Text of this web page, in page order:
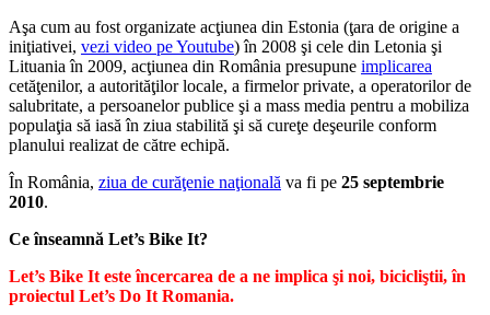
Aşa cum au fost organizate acţiunea din Estonia (ţara de origine a
iniţiativei, vezi video pe Youtube) în 2008 şi cele din Letonia şi
Lituania în 2009, acţiunea din România presupune implicarea
cetăţenilor, a autorităţilor locale, a firmelor private, a operatorilor de
salubritate, a persoanelor publice şi a mass media pentru a mobiliza
populaţia să iasă în ziua stabilită şi să cureţe deşeurile conform
planului realizat de către echipă.
În România, ziua de curăţenie naţională va fi pe 25 septembrie
2010.
Ce înseamnă Let’s Bike It?
Let’s Bike It este încercarea de a ne implica şi noi, bicicliştii, în
proiectul Let’s Do It Romania.